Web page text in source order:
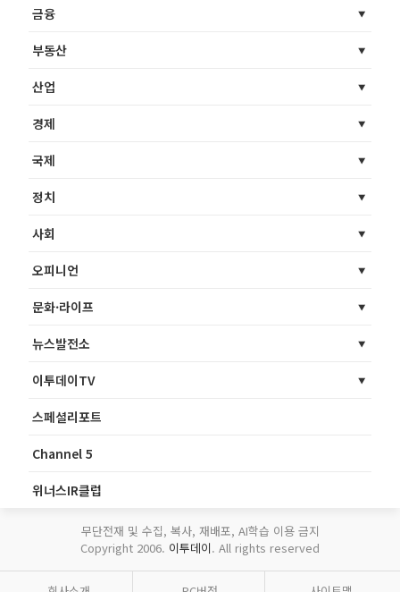
금융
부동산
산업
경제
국제
정치
사회
오피니언
문화·라이프
뉴스발전소
이투데이TV
스페셜리포트
Channel 5
위너스IR클럽
무단전재 및 수집, 복사, 재배포, AI학습 이용 금지
Copyright 2006. 이투데이. All rights reserved